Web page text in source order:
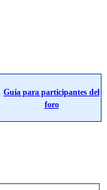
Guía para participantes del
foro